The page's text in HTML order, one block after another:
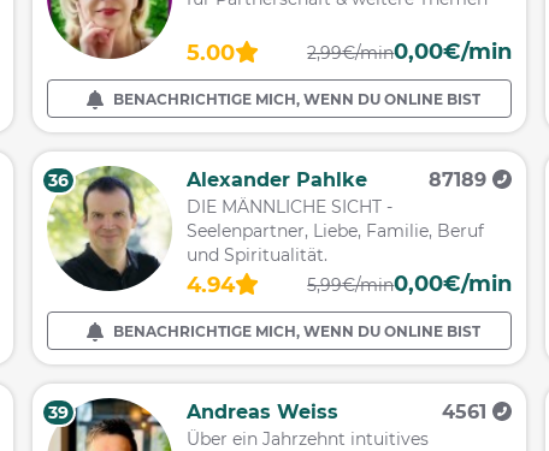
5.00 2,99€/min0,00€/min
BENACHRICHTIGE MICH, WENN DU ONLINE BIST
36 Alexander Pahlke 87189
DIE MÄNNLICHE SICHT -
Seelenpartner, Liebe, Familie, Beruf
und Spiritualität.
4.94 5,99€/min0,00€/min
BENACHRICHTIGE MICH, WENN DU ONLINE BIST
39 Andreas Weiss 4561
Über ein Jahrzehnt intuitives